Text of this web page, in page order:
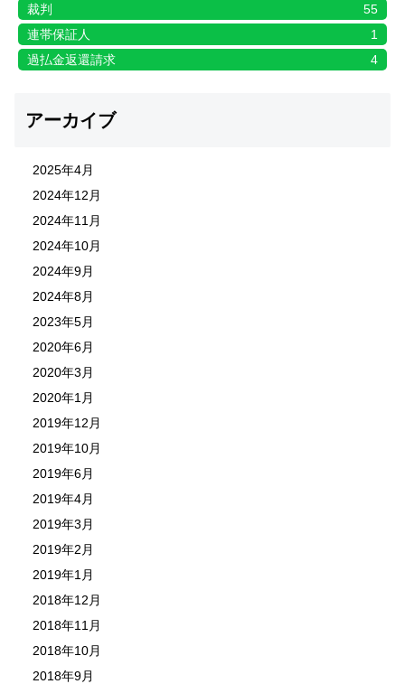
裁判
55
連帯保証人
1
過払金返還請求
4
アーカイブ
2025年4月
2024年12月
2024年11月
2024年10月
2024年9月
2024年8月
2023年5月
2020年6月
2020年3月
2020年1月
2019年12月
2019年10月
2019年6月
2019年4月
2019年3月
2019年2月
2019年1月
2018年12月
2018年11月
2018年10月
2018年9月